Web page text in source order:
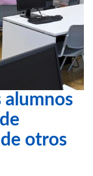
alumnos
otros